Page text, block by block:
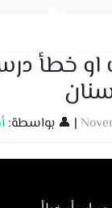
او خطأ
| 👤 بواسطة: